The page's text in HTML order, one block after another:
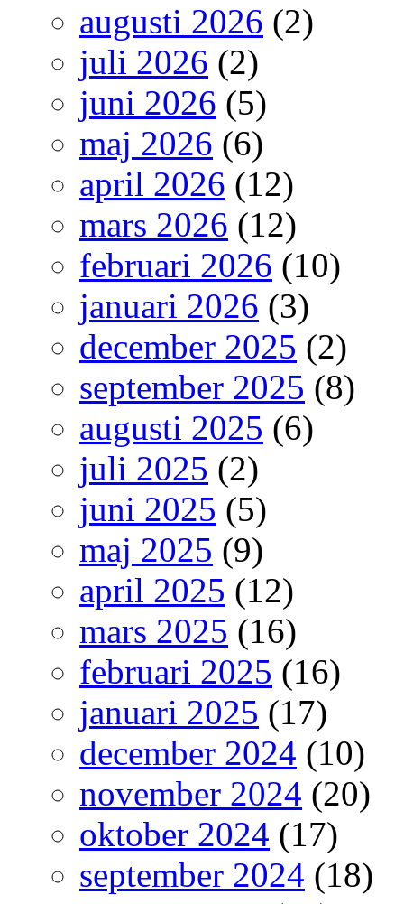
augusti 2026 (2)
juli 2026 (2)
juni 2026 (5)
maj 2026 (6)
april 2026 (12)
mars 2026 (12)
februari 2026 (10)
januari 2026 (3)
december 2025 (2)
september 2025 (8)
augusti 2025 (6)
juli 2025 (2)
juni 2025 (5)
maj 2025 (9)
april 2025 (12)
mars 2025 (16)
februari 2025 (16)
januari 2025 (17)
december 2024 (10)
november 2024 (20)
oktober 2024 (17)
september 2024 (18)